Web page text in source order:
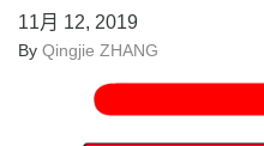
11月 12, 2019
By Qingjie ZHANG